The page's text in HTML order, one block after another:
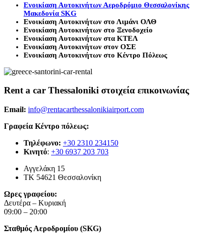
Ενοικίαση Αυτοκινήτων Αεροδρόμιο Θεσσαλονίκης
Μακεδονία SKG
Ενοικίαση Αυτοκινήτων στο Λιμάνι ΟΛΘ
Ενοικίαση Αυτοκινήτων στο Ξενοδοχείο
Ενοικίαση Αυτοκινήτων στα ΚΤΕΛ
Ενοικίαση Αυτοκινήτων στον ΟΣΕ
Ενοικίαση Αυτοκινήτων στο Κέντρο Πόλεως
Rent a car Thessaloniki στοιχεία επικοινωνίας
Email: info@rentacarthessalonikiairport.com
Γραφεία Κέντρο πόλεως:
Τηλέφωνο: +30 2310 234150
Κινητό: +30 6937 203 703
Αγγελάκη 15
ΤΚ 54621 Θεσσαλονίκη
Ωρες γραφείου:
Δευτέρα – Κυριακή
09:00 – 20:00
Σταθμός Αεροδρομίου (SKG)